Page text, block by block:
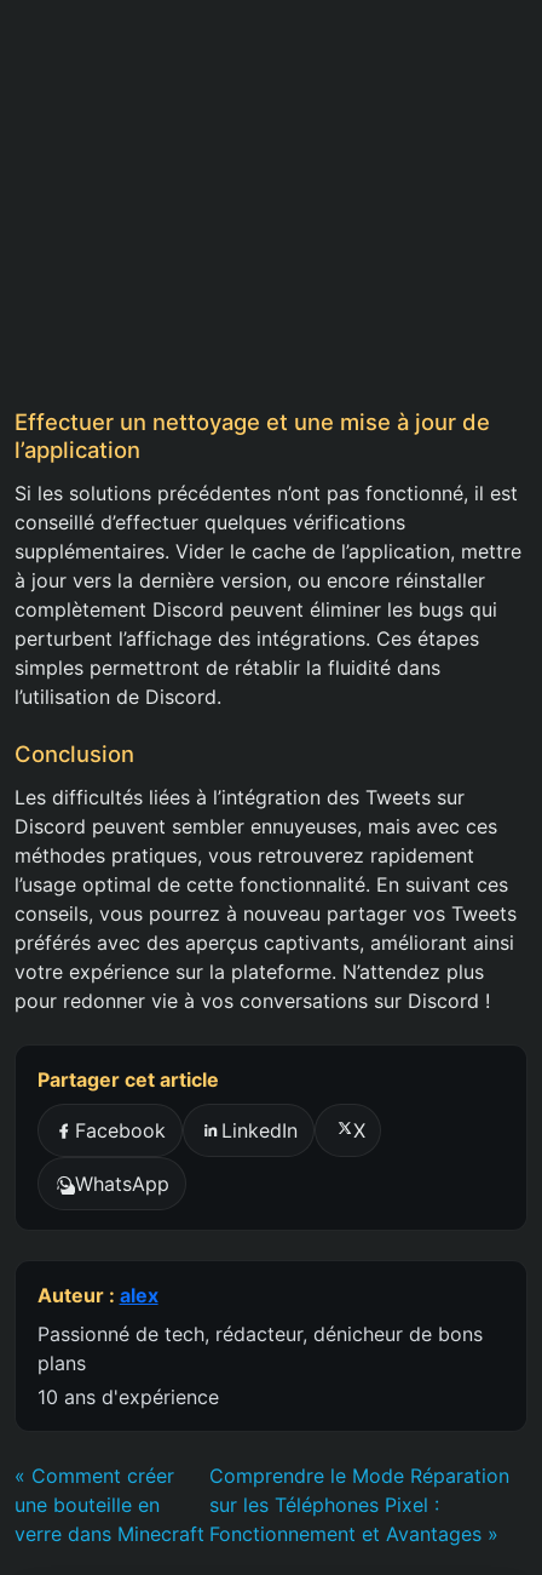
Effectuer un nettoyage et une mise à jour de
l’application
Si les solutions précédentes n’ont pas fonctionné, il est
conseillé d’effectuer quelques vérifications
supplémentaires. Vider le cache de l’application, mettre
à jour vers la dernière version, ou encore réinstaller
complètement Discord peuvent éliminer les bugs qui
perturbent l’affichage des intégrations. Ces étapes
simples permettront de rétablir la fluidité dans
l’utilisation de Discord.
Conclusion
Les difficultés liées à l’intégration des Tweets sur
Discord peuvent sembler ennuyeuses, mais avec ces
méthodes pratiques, vous retrouverez rapidement
l’usage optimal de cette fonctionnalité. En suivant ces
conseils, vous pourrez à nouveau partager vos Tweets
préférés avec des aperçus captivants, améliorant ainsi
votre expérience sur la plateforme. N’attendez plus
pour redonner vie à vos conversations sur Discord !
Partager cet article
Facebook LinkedIn X
WhatsApp
Auteur : alex
Passionné de tech, rédacteur, dénicheur de bons
plans
10 ans d'expérience
« Comment créer
une bouteille en
verre dans Minecraft
Comprendre le Mode Réparation
sur les Téléphones Pixel :
Fonctionnement et Avantages »